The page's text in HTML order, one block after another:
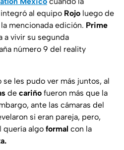
al equipo Rojo luego de
mencionada edición. Prime
a vivir su segunda
número 9 del reality
les pudo ver más juntos, al
de cariño fueron más que la
ante las cámaras del
si eran pareja, pero,
quería algo formal con la